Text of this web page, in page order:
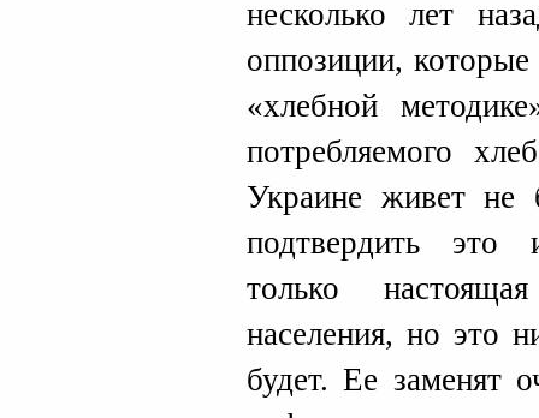
несколько лет
оппозиции,
«хлебной
потребляемого
Украине живет не
подтвердить это
только
населения, но это
будет. Ее заменят